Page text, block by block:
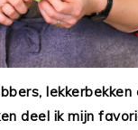
lekkerbekken
deel ik mijn